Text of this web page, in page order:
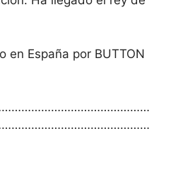
en España por BUTTON